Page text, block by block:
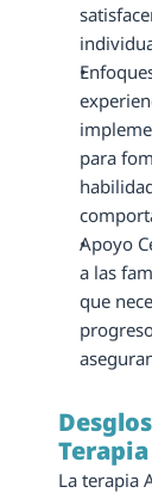
para
Apoyo
a las
que
La terapia